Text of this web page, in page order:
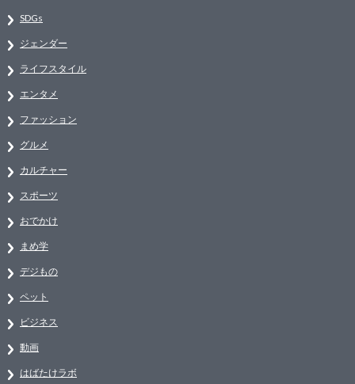
SDGs
ジェンダー
ライフスタイル
エンタメ
ファッション
グルメ
カルチャー
スポーツ
おでかけ
まめ学
デジもの
ペット
ビジネス
動画
はばたけラボ